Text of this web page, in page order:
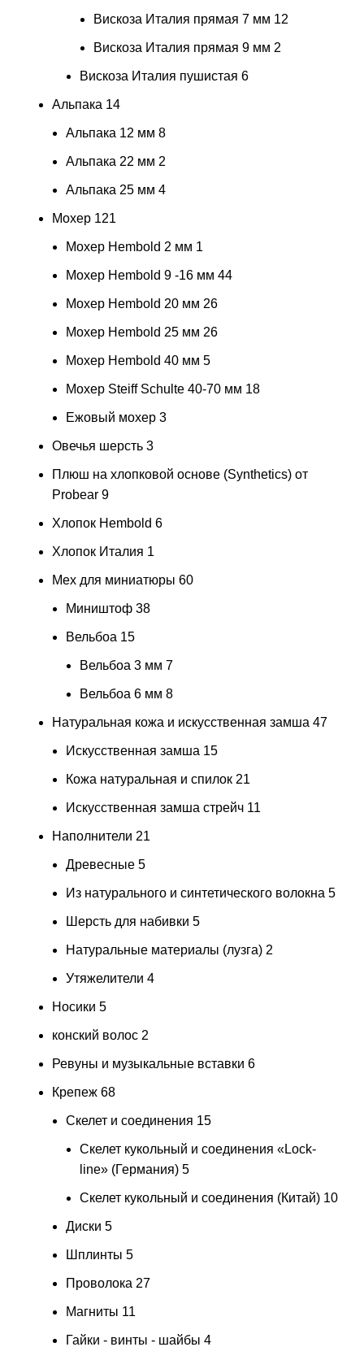
Вискоза Италия прямая 7 мм 12
Вискоза Италия прямая 9 мм 2
Вискоза Италия пушистая 6
Альпака 14
Альпака 12 мм 8
Альпака 22 мм 2
Альпака 25 мм 4
Мохер 121
Мохер Hembold 2 мм 1
Мохер Hembold 9 -16 мм 44
Мохер Hembold 20 мм 26
Мохер Hembold 25 мм 26
Мохер Hembold 40 мм 5
Мохер Steiff Schulte 40-70 мм 18
Ежовый мохер 3
Овечья шерсть 3
Плюш на хлопковой основе (Synthetics) от
Probear 9
Хлопок Hembold 6
Хлопок Италия 1
Мех для миниатюры 60
Миништоф 38
Вельбоа 15
Вельбоа 3 мм 7
Вельбоа 6 мм 8
Натуральная кожа и искусственная замша 47
Искусственная замша 15
Кожа натуральная и спилок 21
Искусственная замша стрейч 11
Наполнители 21
Древесные 5
Из натурального и синтетического волокна 5
Шерсть для набивки 5
Натуральные материалы (лузга) 2
Утяжелители 4
Носики 5
конский волос 2
Ревуны и музыкальные вставки 6
Крепеж 68
Скелет и соединения 15
Скелет кукольный и соединения «Lock-
line» (Германия) 5
Скелет кукольный и соединения (Китай) 10
Диски 5
Шплинты 5
Проволока 27
Магниты 11
Гайки - винты - шайбы 4